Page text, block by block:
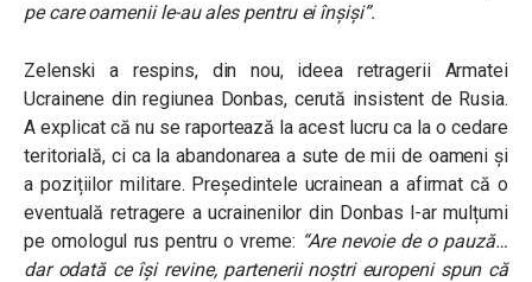
pe care oamenii le-au ales pentru ei înșiși”.
Zelenski a respins, din nou, ideea retragerii Armatei
Ucrainene din regiunea Donbas, cerută insistent de Rusia.
A explicat că nu se raportează la acest lucru ca la o cedare
teritorială, ci ca la abandonarea a sute de mii de oameni și
a pozițiilor militare. Președintele ucrainean a afirmat că o
eventuală retragere a ucrainenilor din Donbas l-ar mulțumi
pe omologul rus pentru o vreme: “Are nevoie de o pauză…
dar odată ce își revine, partenerii noștri europeni spun că